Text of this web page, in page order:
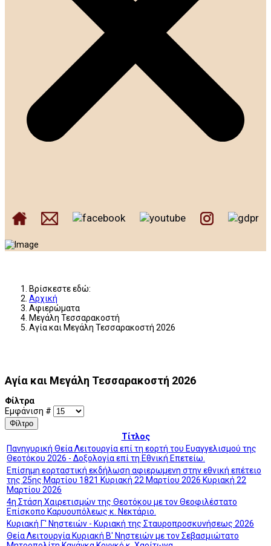
Βρίσκεστε εδώ:
Αρχική
Αφιερώματα
Μεγάλη Τεσσαρακοστή
Αγία και Μεγάλη Τεσσαρακοστή 2026
Αγία και Μεγάλη Τεσσαρακοστή 2026
Φίλτρα
Εμφάνιση #
Φίλτρο
Τίτλος
Πανηγυρική Θεία Λειτουργία επί τη εορτή του Ευαγγελισμού της
Θεοτόκου 2026 - Δοξολογία επί τη Εθνική Επετείω.
Επίσημη εορταστική εκδήλωση αφιερωμενη στην εθνική επέτειο
της 25ης Μαρτίου 1821 Κυριακή 22 Μαρτίου 2026 Κυριακή 22
Μαρτίου 2026
4η Στάση Χαιρετισμών της Θεοτόκου με τον Θεοφιλέστατο
Επίσκοπο Καρυουπόλεως κ. Νεκτάριο.
Κυριακή Γ' Νηστειών - Κυριακή της Σταυροπροσκυνήσεως 2026
Θεία Λειτουργία Κυριακή Β' Νηστειών με τον Σεβασμιώτατο